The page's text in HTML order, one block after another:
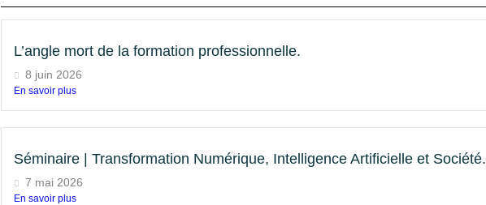
L’angle mort de la formation professionnelle.
8 juin 2026
En savoir plus
Séminaire | Transformation Numérique, Intelligence Artificielle et Société.
7 mai 2026
En savoir plus